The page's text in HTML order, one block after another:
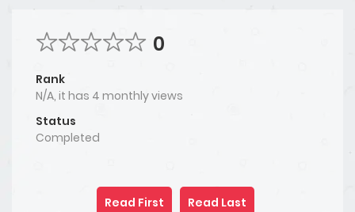
0
Rank
N/A, it has 4 monthly views
Status
Completed
Read First Read Last